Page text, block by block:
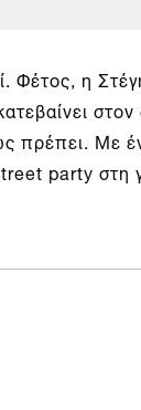
Φέτος, η
πρέπει. Με
party στη